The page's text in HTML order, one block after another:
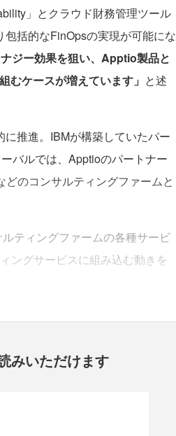
」とクラウド財務管理ツール
括的なFinOpsの実現が可能にな
ジー効果を狙い、Apptio製品と
むケースが増えています」 と述
推進。IBMが構築していたパー
バルでは、Apptioのパートナー
のコンサルティングファームと
ティングファームの各種サービ
ングサービスに組み込む動きを
みいただけます